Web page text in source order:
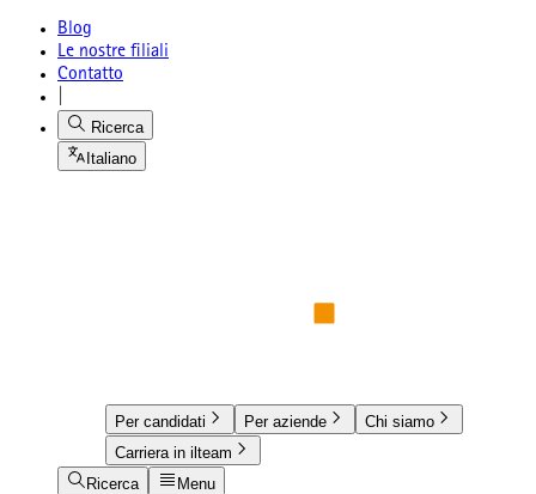
Blog
Le nostre filiali
Contatto
Ricerca
Italiano
Per candidati Per aziende
Chi siamo
Carriera in ilteam
Ricerca
Menu